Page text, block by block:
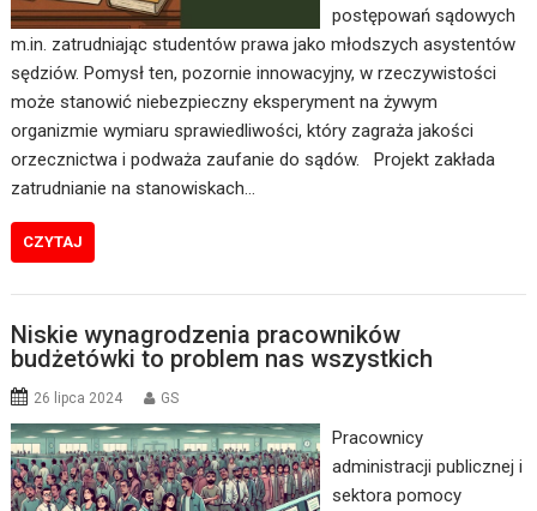
postępowań sądowych
m.in. zatrudniając studentów prawa jako młodszych asystentów
sędziów. Pomysł ten, pozornie innowacyjny, w rzeczywistości
może stanowić niebezpieczny eksperyment na żywym
organizmie wymiaru sprawiedliwości, który zagraża jakości
orzecznictwa i podważa zaufanie do sądów. Projekt zakłada
zatrudnianie na stanowiskach…
CZYTAJ
Niskie wynagrodzenia pracowników
budżetówki to problem nas wszystkich
26 lipca 2024 GS
Pracownicy
administracji publicznej i
sektora pomocy